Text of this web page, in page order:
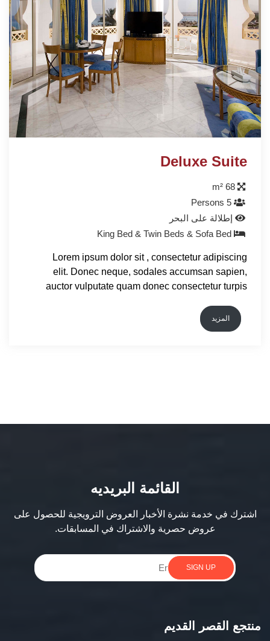
Deluxe Suite
إطلالة على البحر
Lorem ipsum dolor sit , consectetur adipiscing
elit. Donec neque, sodales accumsan sapien,
auctor vulputate quam donec consectetur turpis
المزيد
القائمة البريديه
اشترك في خدمة نشرة الأخبار العروض الترويجية للحصول على
عروض حصرية والاشتراك في المسابقات.
SIGN UP
منتجع القصر القديم